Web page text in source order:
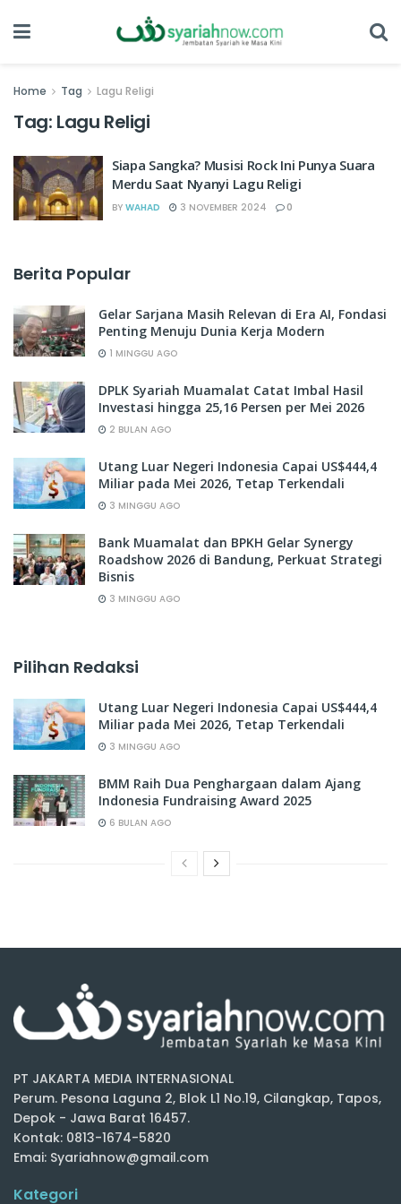
Home Tag Lagu Religi
Tag: Lagu Religi
Siapa Sangka? Musisi Rock Ini Punya Suara
Merdu Saat Nyanyi Lagu Religi
BY WAHAD 3 NOVEMBER 2024 0
Berita Popular
Gelar Sarjana Masih Relevan di Era AI, Fondasi
Penting Menuju Dunia Kerja Modern
1 MINGGU AGO
DPLK Syariah Muamalat Catat Imbal Hasil
Investasi hingga 25,16 Persen per Mei 2026
2 BULAN AGO
Utang Luar Negeri Indonesia Capai US$444,4
Miliar pada Mei 2026, Tetap Terkendali
3 MINGGU AGO
Bank Muamalat dan BPKH Gelar Synergy
Roadshow 2026 di Bandung, Perkuat Strategi
Bisnis
3 MINGGU AGO
Pilihan Redaksi
Utang Luar Negeri Indonesia Capai US$444,4
Miliar pada Mei 2026, Tetap Terkendali
3 MINGGU AGO
BMM Raih Dua Penghargaan dalam Ajang
Indonesia Fundraising Award 2025
6 BULAN AGO
PT JAKARTA MEDIA INTERNASIONAL
Perum. Pesona Laguna 2, Blok L1 No.19, Cilangkap, Tapos,
Depok - Jawa Barat 16457.
Kontak: 0813-1674-5820
Emai: Syariahnow@gmail.com
Kategori